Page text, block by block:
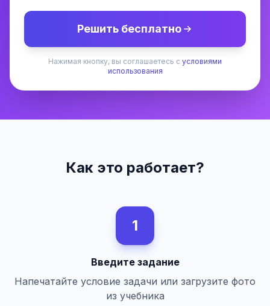
Решить бесплатно
Нажимая кнопку, вы соглашаетесь с условиями
использования
Как это работает?
1
Введите задание
Напечатайте условие задачи или загрузите фото
из учебника